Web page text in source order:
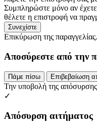
Συμπληρώστε μόνο αν
θέλετε η επιστροφή να
Συνεχίστε
Επικύρωση της
Αποσύρεστε από την
Πάμε πίσω Επιβεβαίωση
Την υποβολή της
✓
Απόσυρση αιτήματος